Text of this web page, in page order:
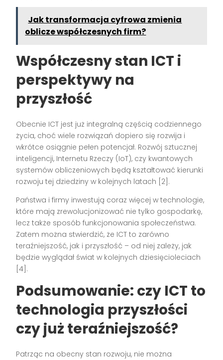
Jak transformacja cyfrowa zmienia
oblicze współczesnych firm?
Współczesny stan ICT i
perspektywy na
przyszłość
Obecnie ICT jest już integralną częścią codziennego
życia, choć wiele rozwiązań dopiero się rozwija i
wkrótce osiągnie pełen potencjał. Rozwój sztucznej
inteligencji, Internetu Rzeczy (IoT), czy kwantowych
systemów obliczeniowych będą kształtować kierunki
rozwoju tej dziedziny w kolejnych latach [2].
Państwa i firmy inwestują coraz więcej w technologie,
które mają zrewolucjonizować nie tylko gospodarkę,
lecz także sposób funkcjonowania społeczeństwa.
Zatem można stwierdzić, że ICT to zarówno
teraźniejszość, jak i przyszłość – od niej zależy, jak
będzie wyglądał świat w kolejnych dziesięcioleciach
[4].
Podsumowanie: czy ICT to
technologia przyszłości
czy już teraźniejszość?
Patrząc na obecny stan rozwoju, nie można